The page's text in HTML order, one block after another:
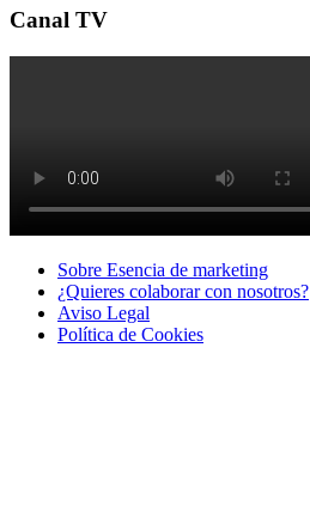
Canal TV
Sobre Esencia de marketing
¿Quieres colaborar con nosotros?
Aviso Legal
Polí­tica de Cookies